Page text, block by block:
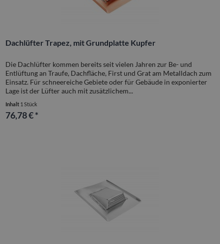
Dachlüfter Trapez, mit Grundplatte Kupfer
Die Dachlüfter kommen bereits seit vielen Jahren zur Be- und
Entlüftung an Traufe, Dachfläche, First und Grat am Metalldach zum
Einsatz. Für schneereiche Gebiete oder für Gebäude in exponierter
Lage ist der Lüfter auch mit zusätzlichem...
Inhalt 1 Stück
76,78 € *